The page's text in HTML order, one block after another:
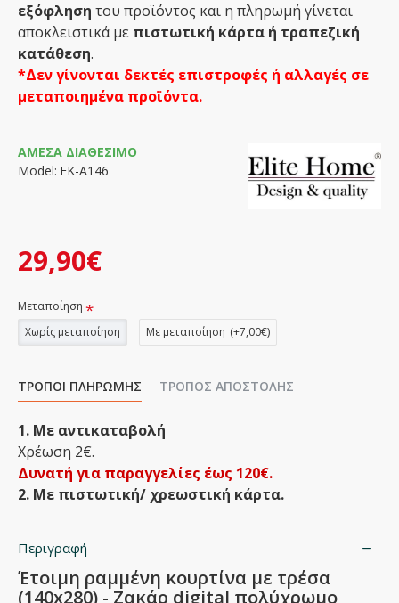
εξόφληση του προϊόντος και η πληρωμή γίνεται
αποκλειστικά με πιστωτική κάρτα ή τραπεζική
κατάθεση.
*Δεν γίνονται δεκτές επιστροφές ή αλλαγές σε
μεταποιημένα προϊόντα.
29,90€
ΆΜΕΣΑ ΔΙΑΘΈΣΙΜΟ
Model: ΕΚ-Α146
Μεταποίηση
Χωρίς μεταποίηση
Με μεταποίηση (+7,00€)
ΤΡΌΠΟΙ ΠΛΗΡΩΜΉΣ ΤΡΌΠΟΣ ΑΠΟΣΤΟΛΉΣ
1. Με αντικαταβολή
Χρέωση 2€.
Δυνατή για παραγγελίες έως 120€.
2. Με πιστωτική/ χρεωστική κάρτα.
Περιγραφή
Έτοιμη ραμμένη κουρτίνα με τρέσα
(140x280) - Ζακάρ digital πολύχρωμο